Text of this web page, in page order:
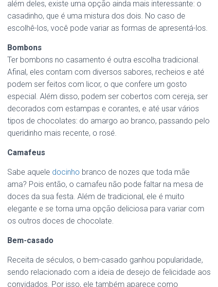
além deles, existe uma opção ainda mais interessante: o
casadinho, que é uma mistura dos dois. No caso de
escolhê-los, você pode variar as formas de apresentá-los.
Bombons
Ter bombons no casamento é outra escolha tradicional.
Afinal, eles contam com diversos sabores, recheios e até
podem ser feitos com licor, o que confere um gosto
especial. Além disso, podem ser cobertos com cereja, ser
decorados com estampas e corantes, e até usar vários
tipos de chocolates: do amargo ao branco, passando pelo
queridinho mais recente, o rosé.
Camafeus
Sabe aquele docinho branco de nozes que toda mãe
ama? Pois então, o camafeu não pode faltar na mesa de
doces da sua festa. Além de tradicional, ele é muito
elegante e se torna uma opção deliciosa para variar com
os outros doces de chocolate.
Bem-casado
Receita de séculos, o bem-casado ganhou popularidade,
sendo relacionado com a ideia de desejo de felicidade aos
convidados. Por isso, ele também aparece como